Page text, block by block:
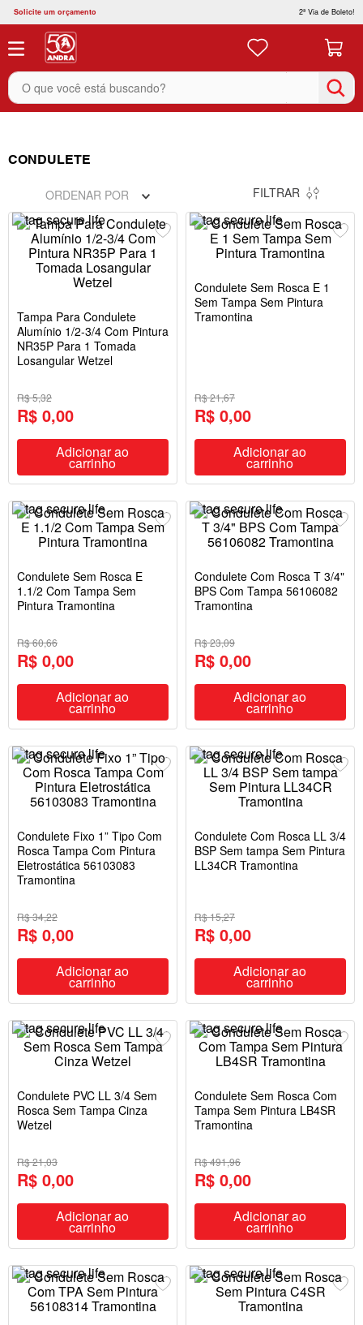
Solicite um orçamento 2ª Via de Boleto!
O que você está buscando?
CONDULETE
ORDENAR POR FILTRAR
Tampa Para Condulete
Alumínio 1/2-3/4 Com Pintura
NR35P Para 1 Tomada
Losangular Wetzel
R$ 5,32
R$ 0,00
Adicionar ao
carrinho
Condulete Sem Rosca E 1
Sem Tampa Sem Pintura
Tramontina
R$ 21,67
R$ 0,00
Adicionar ao
carrinho
Condulete Sem Rosca E
1.1/2 Com Tampa Sem
Pintura Tramontina
R$ 60,66
R$ 0,00
Adicionar ao
carrinho
Condulete Com Rosca T 3/4"
BPS Com Tampa 56106082
Tramontina
R$ 23,09
R$ 0,00
Adicionar ao
carrinho
Condulete Fixo 1” Tipo Com
Rosca Tampa Com Pintura
Eletrostática 56103083
Tramontina
R$ 34,22
R$ 0,00
Adicionar ao
carrinho
Condulete Com Rosca LL 3/4
BSP Sem tampa Sem Pintura
LL34CR Tramontina
R$ 15,27
R$ 0,00
Adicionar ao
carrinho
Condulete PVC LL 3/4 Sem
Rosca Sem Tampa Cinza
Wetzel
R$ 21,03
R$ 0,00
Adicionar ao
carrinho
Condulete Sem Rosca Com
Tampa Sem Pintura LB4SR
Tramontina
R$ 491,96
R$ 0,00
Adicionar ao
carrinho